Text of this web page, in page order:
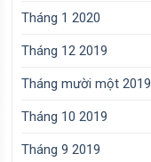
Tháng 1 2020
Tháng 12 2019
Tháng mười một 2019
Tháng 10 2019
Tháng 9 2019